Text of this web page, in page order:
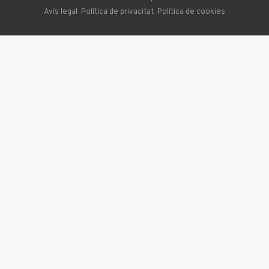
Avís legal ·Política de privacitat ·Política de cookies